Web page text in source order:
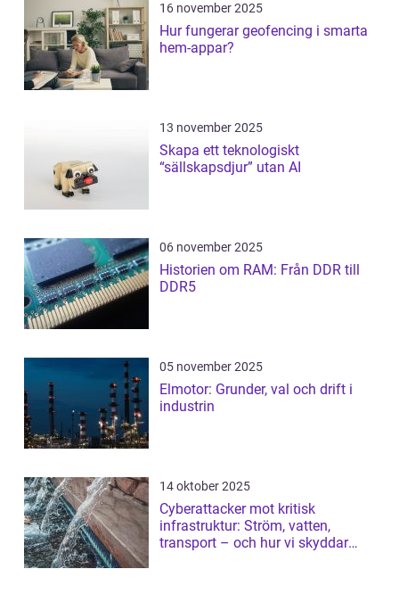
16 november 2025
Hur fungerar geofencing i smarta
hem-appar?
13 november 2025
Skapa ett teknologiskt
“sällskapsdjur” utan AI
06 november 2025
Historien om RAM: Från DDR till
DDR5
05 november 2025
Elmotor: Grunder, val och drift i
industrin
14 oktober 2025
Cyberattacker mot kritisk
infrastruktur: Ström, vatten,
transport – och hur vi skyddar